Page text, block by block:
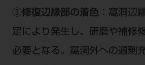
③修復辺縁部の着色 ：窩洞辺
足により発生し、研磨や補修
必要となる。窩洞外への過剰